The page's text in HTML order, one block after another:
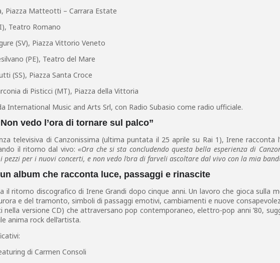
Piazza Matteotti – Carrara Estate
Teatro Romano
(SV), Piazza Vittorio Veneto
(PE), Teatro del Mare
(SS), Piazza Santa Croce
di Pisticci (MT), Piazza della Vittoria
International Music and Arts Srl, con Radio Subasio come radio ufficiale.
vedo l’ora di tornare sul palco”
televisiva di Canzonissima (ultima puntata il 25 aprile su Rai 1), Irene racconta
il ritorno dal vivo:«Ora che si sta concludendo questa bella esperienza di
per i nuovi concerti, e non vedo l’ora di farveli ascoltare dal vivo con la mia
album che racconta luce, passaggi e rinascite
il ritorno discografico di Irene Grandi dopo cinque anni. Un lavoro che gioca sulla
e del tramonto, simboli di passaggi emotivi, cambiamenti e nuove
nella versione CD) che attraversano pop contemporaneo, elettro-pop anni ’80,
anima rock dell’artista.
di Carmen Consoli